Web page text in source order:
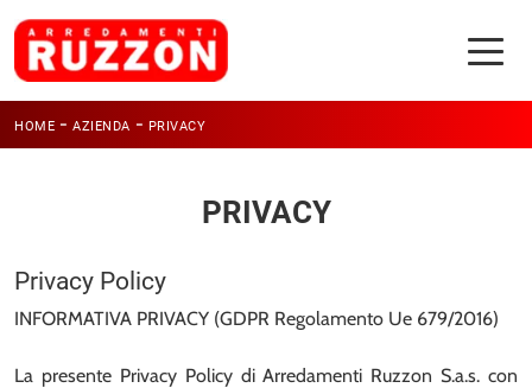
HOME - AZIENDA - PRIVACY
PRIVACY
Privacy Policy
INFORMATIVA PRIVACY (GDPR Regolamento Ue 679/2016)
La presente Privacy Policy di Arredamenti Ruzzon S.a.s. con